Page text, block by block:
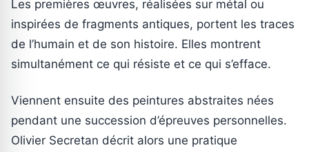
Les premières œuvres, réalisées sur métal ou
inspirées de fragments antiques, portent les traces
de l’humain et de son histoire. Elles montrent
simultanément ce qui résiste et ce qui s’efface.
Viennent ensuite des peintures abstraites nées
pendant une succession d’épreuves personnelles.
Olivier Secretan décrit alors une pratique